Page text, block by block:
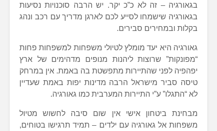
בגאורגיה – זה לא כ”כ יקר. יש הרבה סוכנויות נסיעות
בגאורגיה שישמחו לסייע לכם לארגן מדריך עם רכב ונהג
בקלות ובמחירים סבירים.
גאורגיה היא יעד מומלץ לטיולי משפחות למשפחות פחות
“מפונקות” שרוצות ליהנות מנופים מדהימים של ארץ
יפהפיה לפני שהתיירות מתפשטת בה באמת. אין במרחק
טיסה סביר מישראל הרבה מדינות יפות באמת שעדיין
לא “התגלו” ע”י התיירות המערבית כמו גאורגיה.
מבחינת ביטחון אישי אין שום סיבה לחשוש מטיול
משפחות אל גאורגיה עם ילדים – תמיד תרגישו בטוחים,